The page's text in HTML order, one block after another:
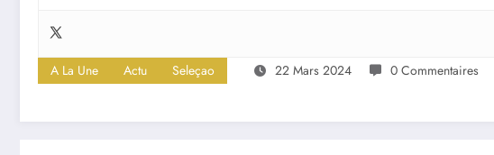
A La Une Actu Seleçao 22 Mars 2024 0 Commentaires